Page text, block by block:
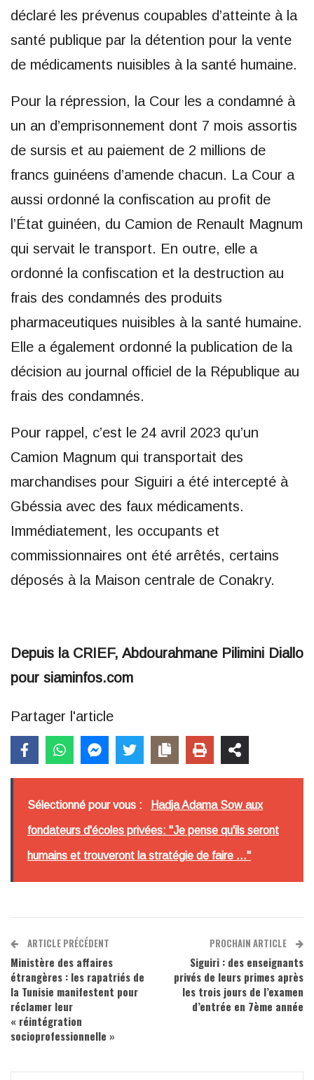
déclaré les prévenus coupables d’atteinte à la
santé publique par la détention pour la vente
de médicaments nuisibles à la santé humaine.
Pour la répression, la Cour les a condamné à
un an d’emprisonnement dont 7 mois assortis
de sursis et au paiement de 2 millions de
francs guinéens d’amende chacun. La Cour a
aussi ordonné la confiscation au profit de
l’État guinéen, du Camion de Renault Magnum
qui servait le transport. En outre, elle a
ordonné la confiscation et la destruction au
frais des condamnés des produits
pharmaceutiques nuisibles à la santé humaine.
Elle a également ordonné la publication de la
décision au journal officiel de la République au
frais des condamnés.
Pour rappel, c’est le 24 avril 2023 qu’un
Camion Magnum qui transportait des
marchandises pour Siguiri a été intercepté à
Gbéssia avec des faux médicaments.
Immédiatement, les occupants et
commissionnaires ont été arrêtés, certains
déposés à la Maison centrale de Conakry.
Depuis la CRIEF, Abdourahmane Pilimini Diallo
pour siaminfos.com
Partager l'article
Sélectionné pour vous : Hadja Adama Sow aux
fondateurs d'écoles privées: "Je pense qu'ils seront
humains et trouveront la stratégie de faire ..."
ARTICLE PRÉCÉDENT
Ministère des affaires
étrangères : les rapatriés de
la Tunisie manifestent pour
réclamer leur
« réintégration
socioprofessionnelle »
PROCHAIN ARTICLE
Siguiri : des enseignants
privés de leurs primes après
les trois jours de l’examen
d’entrée en 7ème année